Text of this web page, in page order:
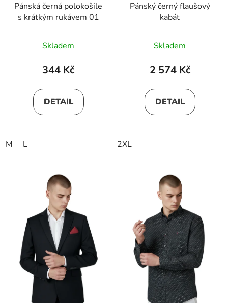
Pánská černá polokošile
s krátkým rukávem 01
Skladem
344 Kč
DETAIL
M L
Pánský černý flaušový
kabát
Skladem
2 574 Kč
DETAIL
2XL